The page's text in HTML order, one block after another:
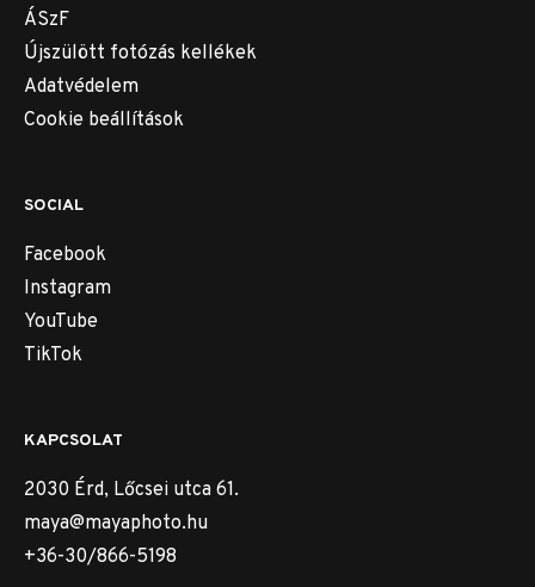
ÁSzF
Újszülött fotózás kellékek
Adatvédelem
Cookie beállítások
SOCIAL
Facebook
Instagram
YouTube
TikTok
KAPCSOLAT
2030 Érd, Lőcsei utca 61.
maya@mayaphoto.hu
+36-30/866-5198